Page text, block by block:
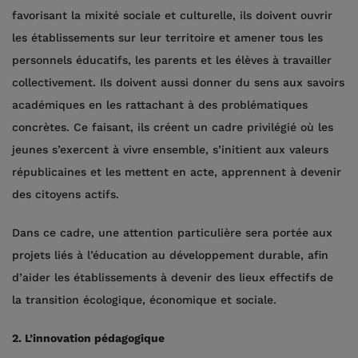
favorisant la mixité sociale et culturelle, ils doivent ouvrir
les établissements sur leur territoire et amener tous les
personnels éducatifs, les parents et les élèves à travailler
collectivement. Ils doivent aussi donner du sens aux savoirs
académiques en les rattachant à des problématiques
concrètes. Ce faisant, ils créent un cadre privilégié où les
jeunes s’exercent à vivre ensemble, s’initient aux valeurs
républicaines et les mettent en acte, apprennent à devenir
des citoyens actifs.
Dans ce cadre, une attention particulière sera portée aux
projets liés à l’éducation au développement durable, afin
d’aider les établissements à devenir des lieux effectifs de
la transition écologique, économique et sociale.
2. L’innovation pédagogique